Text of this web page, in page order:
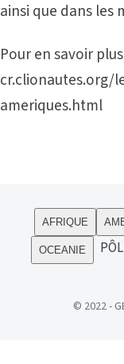
ainsi que dans les
Pour en savoir
cr.clionautes.org/
ameriques.html
AFRIQUE
OCEANIE
© 2022 -